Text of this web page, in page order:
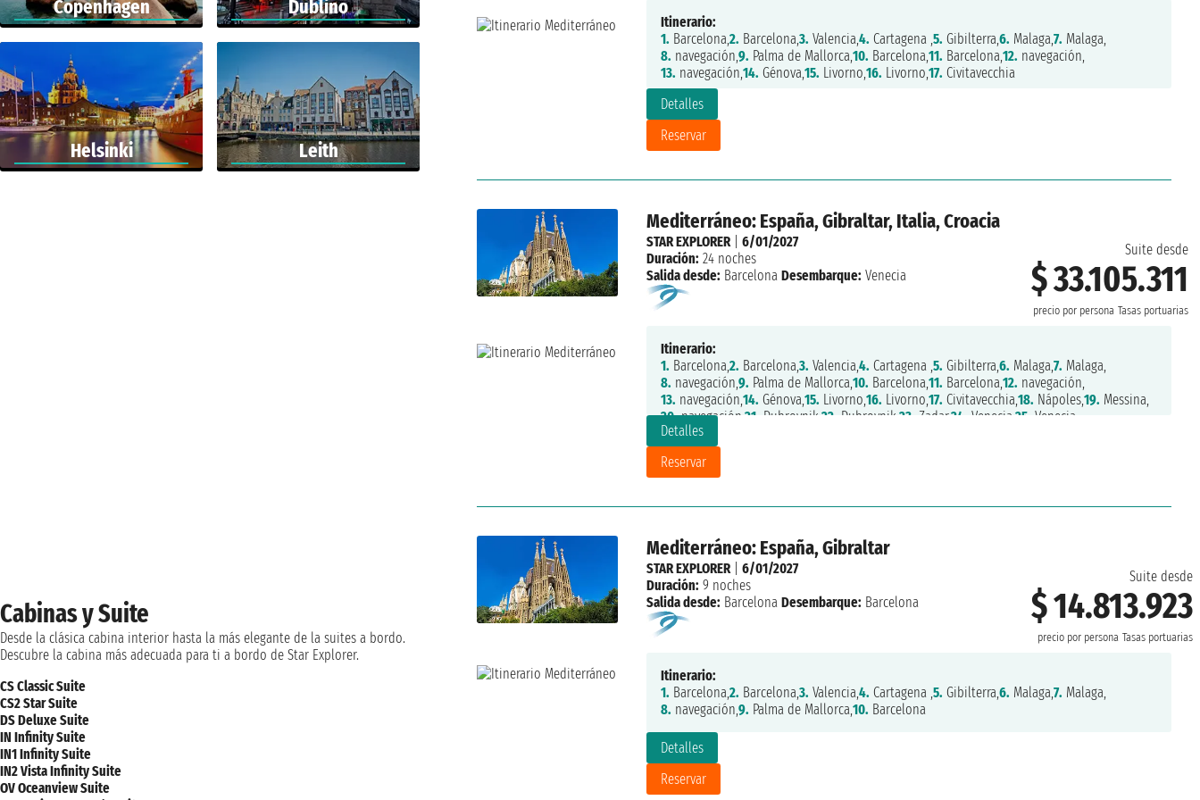
Detalles
Reservar
Itinerario:
1. Barcelona,2. Barcelona,3. Valencia,4. Cartagena ,5. Gibilterra,6. Malaga,7. Malaga,
8. navegación,9. Palma de Mallorca,10. Barcelona,11. Barcelona,12. navegación,
13. navegación,14. Génova,15. Livorno,16. Livorno,17. Civitavecchia
Mediterráneo: España, Gibraltar, Italia, Croacia
Suite desde
$ 33.105.311
precio por persona Tasas portuarias
Detalles
Reservar
STAR EXPLORER| 6/01/2027
Duración: 24 noches
Salida desde: Barcelona Desembarque: Venecia
Itinerario:
1. Barcelona,2. Barcelona,3. Valencia,4. Cartagena ,5. Gibilterra,6. Malaga,7. Malaga,
8. navegación,9. Palma de Mallorca,10. Barcelona,11. Barcelona,12. navegación,
13. navegación,14. Génova,15. Livorno,16. Livorno,17. Civitavecchia,18. Nápoles,19. Messina,
20.navegación, 21. Dubrovnik, 22. Dubrovnik, 23. Zadar,24. Venecia, 25. Venecia
Mediterráneo: España, Gibraltar
Suite desde
$ 14.813.923
precio por persona Tasas portuarias
Detalles
Reservar
STAR EXPLORER| 6/01/2027
Duración: 9 noches
Salida desde: Barcelona Desembarque: Barcelona
Itinerario:
1. Barcelona,2. Barcelona,3. Valencia,4. Cartagena ,5. Gibilterra,6. Malaga,7. Malaga,
8. navegación,9. Palma de Mallorca,10. Barcelona
Copenhagen Dublino
Helsinki Leith
Cabinas y Suite
Desde la clásica cabina interior hasta la más elegante de la suites a bordo.
Descubre la cabina más adecuada para ti a bordo de Star Explorer.
CS Classic Suite
CS2 Star Suite
DS Deluxe Suite
IN Infinity Suite
IN1 Infinity Suite
IN2 Vista Infinity Suite
OV Oceanview Suite